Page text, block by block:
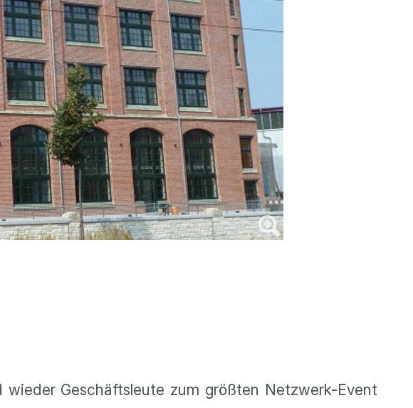
Geschäftsleute zum größten Netzwerk-Event